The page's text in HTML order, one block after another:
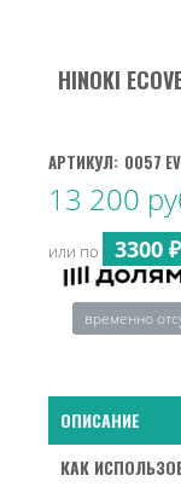
HINOKI
АРТИКУЛ: 0057 EV
13 200
или по 3300 ₽
временно
ОПИСАНИЕ
КАК